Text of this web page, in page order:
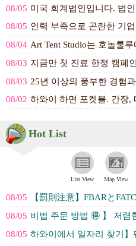
08/05 미국 회계법인입니다. 법인, 개인을 불문하고
08/05 인력 부족으로 곤란한 기업 ・ 단기 ・ 장기 고용 ・ 정규직
08/04 Art Tent Studio는 호놀룰루에 위치한 창
08/03 지금만 첫 진료 한정 캠페인 $ 150 (세금
08/03 25년 이상의 풍부한 경험과 지식을 바탕으로,
08/02 하와이 하면 포켓볼. 간장, 매운맛, 콜드진저
Hot List
List View Map View
08/05
【罰則注意】FBARとFATCA：国外（日
08/05 비법 주문 방법 🉐 】 저렴한 가격으로 플
08/05 하와이에서 일자리 찾기】펠로우즈 하와이에서는 유학생부